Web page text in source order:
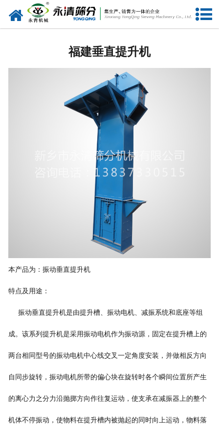
网站首页
福建振动电机
福建输送设备
福建振动平台
福建仓壁振动器
福建垂直提升机
本产品为：振动垂直提升机
特点及用途：
振动垂直提升机是由提升槽、振动电机、减振系统和底座等组
成。该系列提升机是采用振动电机作为振动源，固定在提升槽上的
两台相同型号的振动电机中心线交叉一定角度安装，并做相反方向
自同步旋转，振动电机所带的偏心块在旋转时各个瞬间位置所产生
的离心力之分力沿抛掷方向作往复运动，使支承在减振器上的整个
机体不停振动，使物料在提升槽内被抛起的同时向上运动，物料落